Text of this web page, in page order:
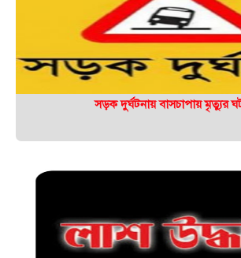
সড়ক দুর্ঘটনায় বাসচাপায় মৃত্যুর